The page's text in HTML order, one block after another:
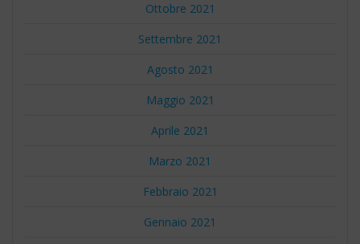
Ottobre 2021
Settembre 2021
Agosto 2021
Maggio 2021
Aprile 2021
Marzo 2021
Febbraio 2021
Gennaio 2021